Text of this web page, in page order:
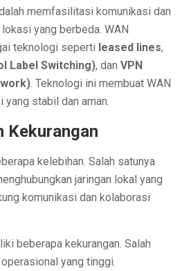
memfasilitasi komunikasi dan
yang berbeda. WAN
teknologi seperti leased lines,
Label Switching), danVPN
. Teknologi ini membuat WAN
stabil dan aman.
Kekurangan
kelebihan. Salah satunya
jaringan lokal yang
komunikasi dan kolaborasi
beberapa kekurangan. Salah
yang tinggi.